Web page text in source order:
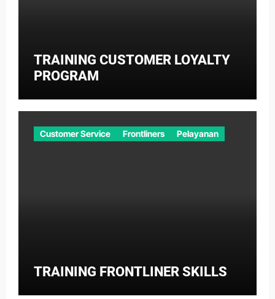
TRAINING CUSTOMER LOYALTY
PROGRAM
Customer Service Frontliners Pelayanan
TRAINING FRONTLINER SKILLS